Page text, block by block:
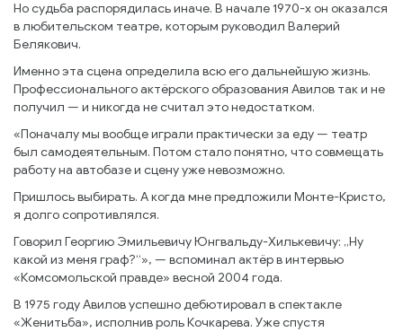
Но судьба распорядилась иначе. В начале 1970-х он оказался
в любительском театре, которым руководил Валерий
Белякович.
Именно эта сцена определила всю его дальнейшую жизнь.
Профессионального актёрского образования Авилов так и не
получил — и никогда не считал это недостатком.
«Поначалу мы вообще играли практически за еду — театр
был самодеятельным. Потом стало понятно, что совмещать
работу на автобазе и сцену уже невозможно.
Пришлось выбирать. А когда мне предложили Монте-Кристо,
я долго сопротивлялся.
Говорил Георгию Эмильевичу Юнгвальду-Хилькевичу: „Ну
какой из меня граф?“», — вспоминал актёр в интервью
«Комсомольской правде» весной 2004 года.
В 1975 году Авилов успешно дебютировал в спектакле
«Женитьба», исполнив роль Кочкарева. Уже спустя